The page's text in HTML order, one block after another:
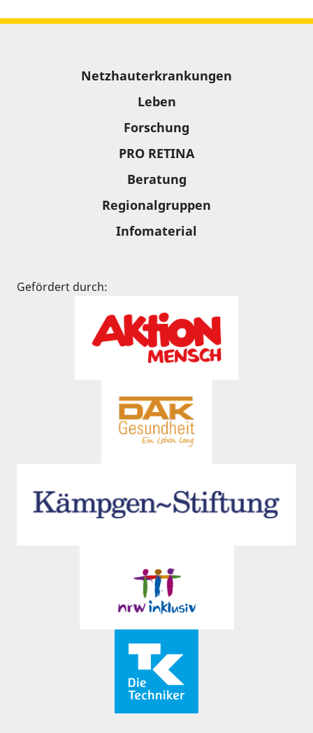
Netzhauterkrankungen
Leben
Forschung
PRO RETINA
Beratung
Regionalgruppen
Infomaterial
Gefördert durch: